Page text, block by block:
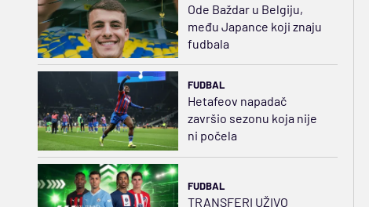
Ode Baždar u Belgiju,
među Japance koji znaju
fudbala
FUDBAL
Hetafeov napadač
završio sezonu koja nije
ni počela
FUDBAL
TRANSFERI UŽIVO